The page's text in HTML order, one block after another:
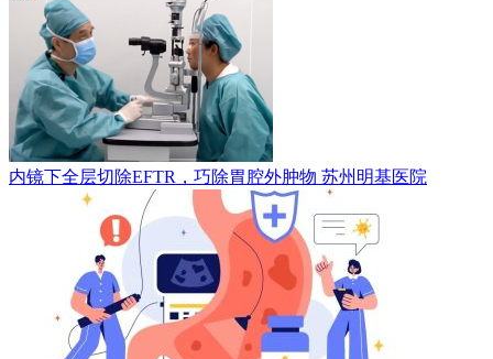
内镜下全层切除EFTR，巧除胃腔外肿物 苏州明基医院